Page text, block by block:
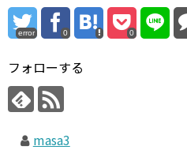
error 0 0
フォローする
masa3